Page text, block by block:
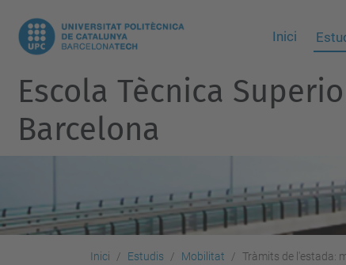
Inici
Escola Tècnica
Barcelona
Inici Estudis Mobilitat Tràmits de l'estada: